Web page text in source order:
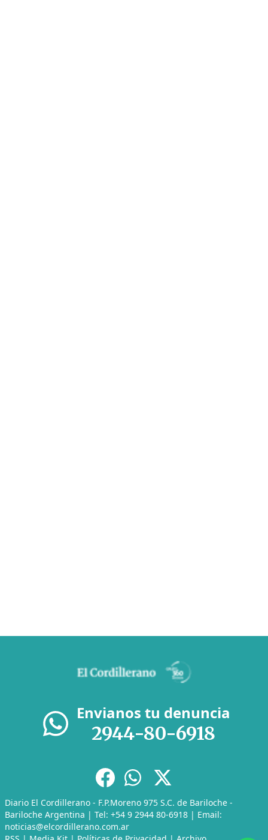
Envianos tu denuncia
2944-80-6918
Diario El Cordillerano - F.P.Moreno 975 S.C. de Bariloche -
Bariloche Argentina | Tel: +54 9 2944 80-6918 | Email:
noticias@elcordillerano.com.ar